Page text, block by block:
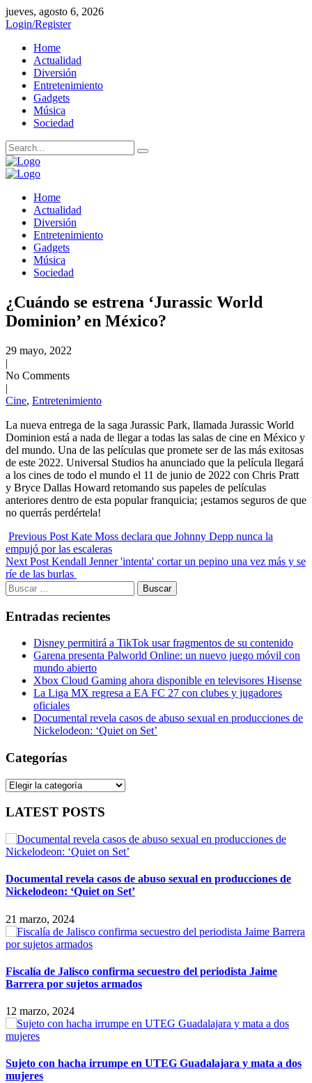
jueves, agosto 6, 2026
Login/Register
Home
Actualidad
Diversión
Entretenimiento
Gadgets
Música
Sociedad
Home
Actualidad
Diversión
Entretenimiento
Gadgets
Música
Sociedad
¿Cuándo se estrena ‘Jurassic World
Dominion’ en México?
29 mayo, 2022
|
No Comments
|
Cine, Entretenimiento
La nueva entrega de la saga Jurassic Park, llamada Jurassic World
Dominion está a nada de llegar a todas las salas de cine en México y
del mundo. Una de las películas que promete ser de las más exitosas
de este 2022. Universal Studios ha anunciado que la película llegará
a los cines de todo el mundo el 11 de junio de 2022 con Chris Pratt
y Bryce Dallas Howard retomando sus papeles de películas
anteriores dentro de esta popular franquicia; ¡estamos seguros de que
no querrás perdértela!
Previous Post Kate Moss declara que Johnny Depp nunca la
empujó por las escaleras
Next Post Kendall Jenner 'intenta' cortar un pepino una vez más y se
ríe de las burlas
Buscar:
Entradas recientes
Disney permitirá a TikTok usar fragmentos de su contenido
Garena presenta Palworld Online: un nuevo juego móvil con
mundo abierto
Xbox Cloud Gaming ahora disponible en televisores Hisense
La Liga MX regresa a EA FC 27 con clubes y jugadores
oficiales
Documental revela casos de abuso sexual en producciones de
Nickelodeon: ‘Quiet on Set’
Categorías
Categorías
LATEST POSTS
Documental revela casos de abuso sexual en producciones de
Nickelodeon: ‘Quiet on Set’
21 marzo, 2024
Fiscalía de Jalisco confirma secuestro del periodista Jaime
Barrera por sujetos armados
12 marzo, 2024
Sujeto con hacha irrumpe en UTEG Guadalajara y mata a dos
mujeres